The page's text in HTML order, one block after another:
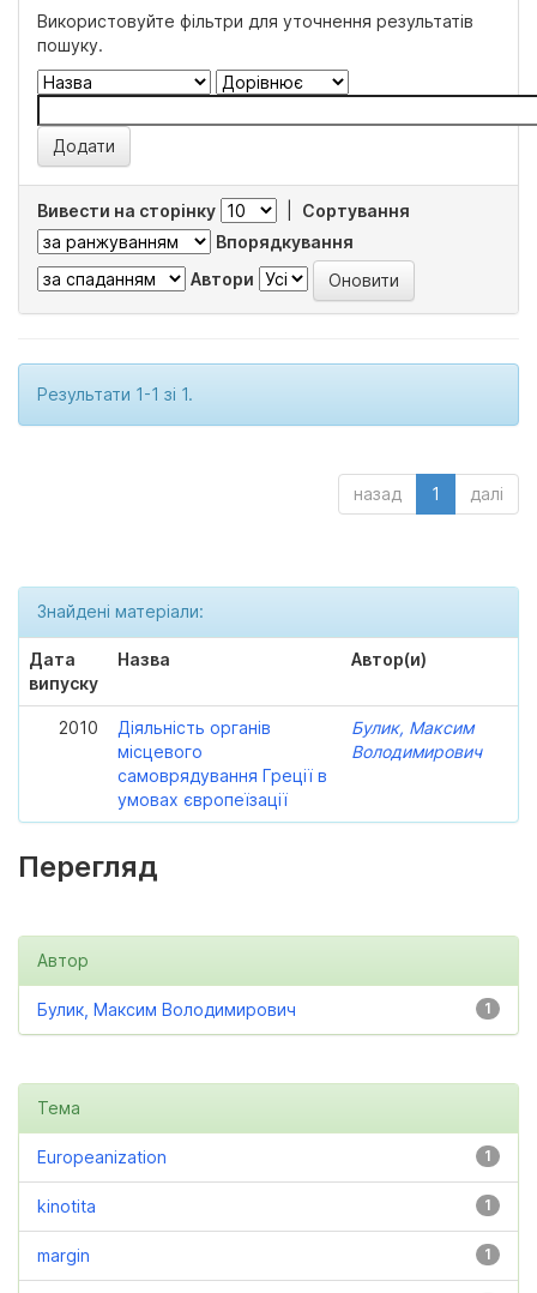
Використовуйте фільтри для уточнення результатів
пошуку.
Вивести на сторінку
Сортування
Впорядкування
Автори
Результати 1-1 зі 1.
назад 1 далі
Знайдені матеріали:
Дата
випуску
Назва Автор(и)
2010
Діяльність органів
місцевого
самоврядування Греції в
умовах європеїзації
Булик, Максим
Володимирович
Перегляд
Автор
1
Булик, Максим Володимирович
Тема
1
Europeanization
1
kinotita
1
margin